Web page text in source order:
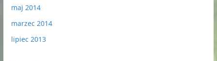
maj 2014
marzec 2014
lipiec 2013